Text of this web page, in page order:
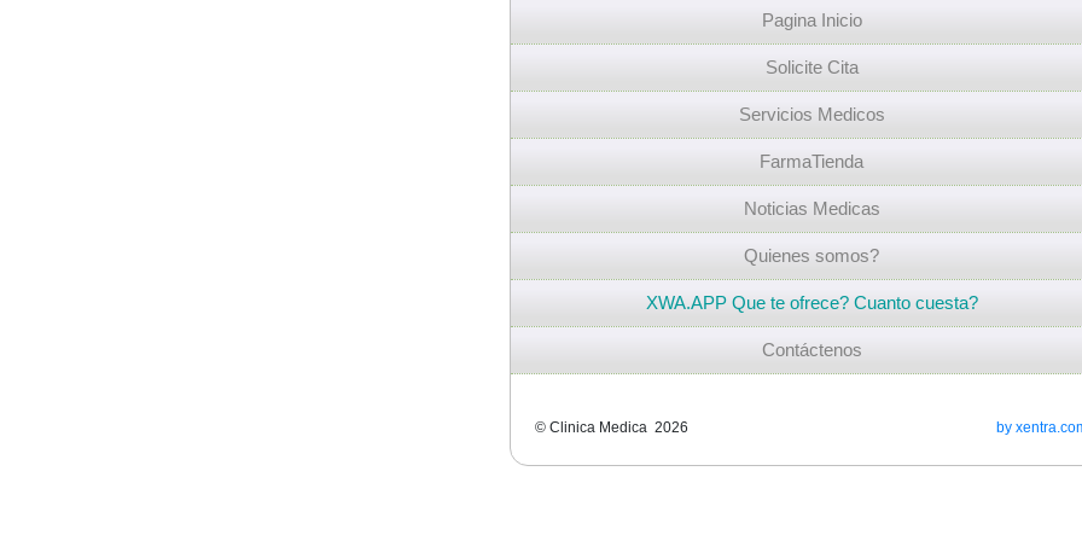
Pagina Inicio
Solicite Cita
Servicios Medicos
FarmaTienda
Noticias Medicas
Quienes somos?
XWA.APP Que te ofrece? Cuanto cuesta?
Contáctenos
© Clinica Medica 2026 by